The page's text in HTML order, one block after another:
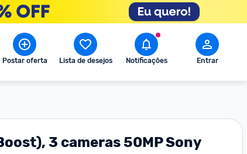
Postar oferta Lista de desejos Notificações Entrar
3 cameras 50MP Sony